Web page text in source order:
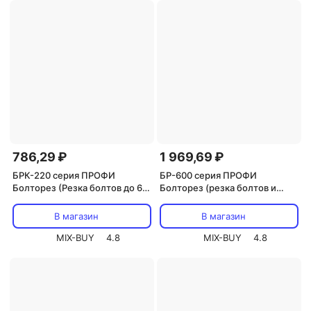
786,29 ₽
БРК-220 серия ПРОФИ
Болторез (Резка болтов до 6
цена за 1 штВ магазин
MIX-BUY
4.8
1 969,69 ₽
БР-600 серия ПРОФИ
Болторез (резка болтов и
В магазин
MIX-BUY
4.8